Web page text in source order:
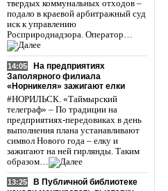
твердых коммунальных отходов –
подало в краевой арбитражный суд
иск к управлению
Росприроднадзора. Оператор…
14:05
На предприятиях
Заполярного филиала
«Норникеля» зажигают елки
#НОРИЛЬСК. «Таймырский
телеграф» – По традиции на
предприятиях-передовиках в день
выполнения плана устанавливают
символ Нового года – елку и
зажигают на ней гирлянды. Таким
образом…
13:25
В Публичной библиотеке